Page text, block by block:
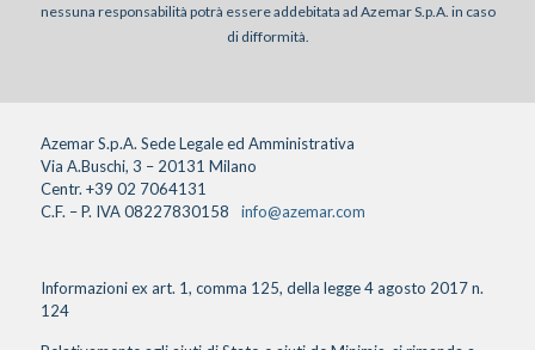
nessuna responsabilità potrà essere addebitata ad Azemar S.p.A. in caso
di difformità.
Azemar S.p.A. Sede Legale ed Amministrativa
Via A.Buschi, 3 – 20131 Milano
Centr. +39 02 7064131
C.F. – P. IVA 08227830158
info@azemar.com
Informazioni ex art. 1, comma 125, della legge 4 agosto 2017 n.
124